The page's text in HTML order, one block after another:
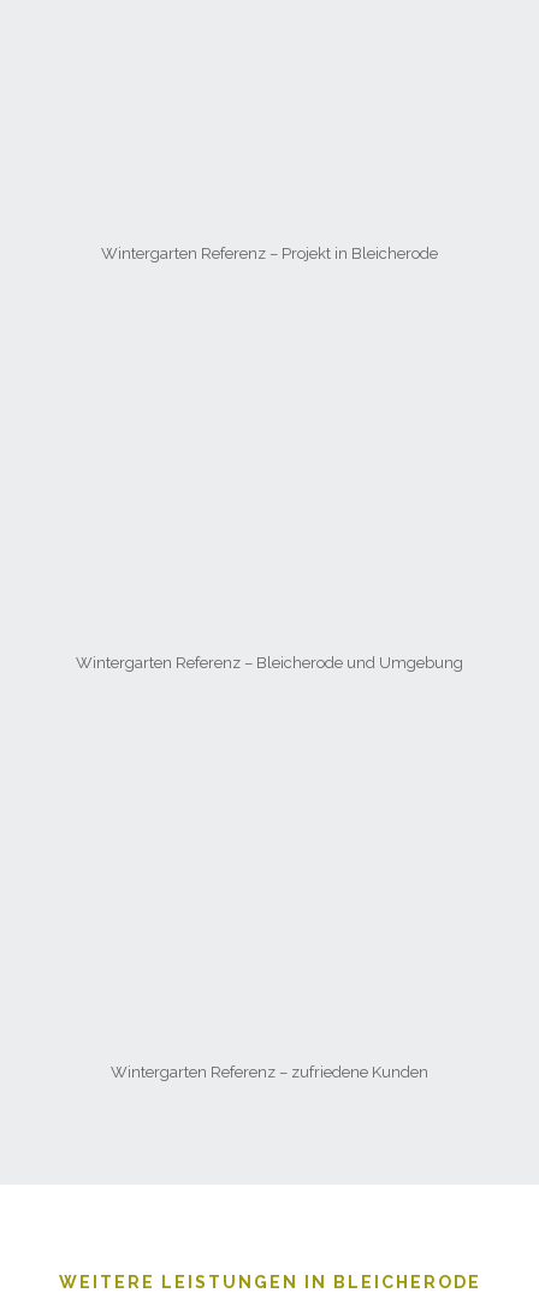
Wintergarten Referenz – Projekt in Bleicherode
Wintergarten Referenz – Bleicherode und Umgebung
Wintergarten Referenz – zufriedene Kunden
WEITERE LEISTUNGEN IN BLEICHERODE